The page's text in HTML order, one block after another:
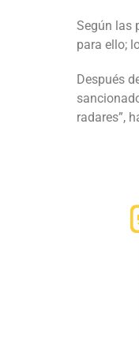
Según las
para ello;
Después
radares”,